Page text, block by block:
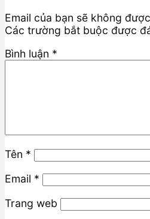
Email của bạn sẽ không
Các trường bắt buộc được
Bình luận *
Tên *
Email *
Trang web